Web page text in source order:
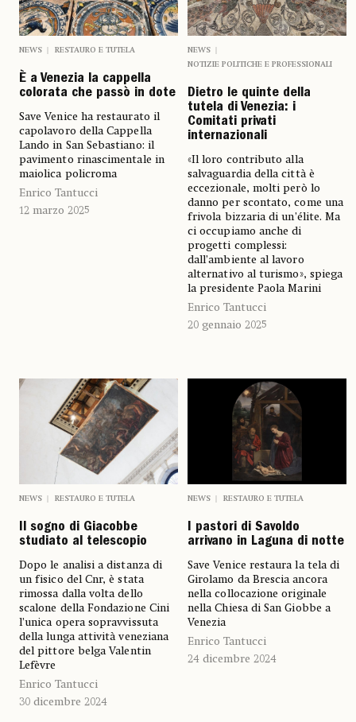
NEWS RESTAURO E TUTELA
È a Venezia la cappella
colorata che passò in dote
Save Venice ha restaurato il
capolavoro della Cappella
Lando in San Sebastiano: il
pavimento rinascimentale in
maiolica policroma
Enrico Tantucci
12 marzo 2025
NEWS
NOTIZIE POLITICHE E PROFESSIONALI
Dietro le quinte della
tutela di Venezia: i
Comitati privati
internazionali
«Il loro contributo alla
salvaguardia della città è
eccezionale, molti però lo
danno per scontato, come una
frivola bizzaria di un’élite. Ma
ci occupiamo anche di
progetti complessi:
dall’ambiente al lavoro
alternativo al turismo», spiega
la presidente Paola Marini
Enrico Tantucci
20 gennaio 2025
NEWS RESTAURO E TUTELA
Il sogno di Giacobbe
studiato al telescopio
Dopo le analisi a distanza di
un fisico del Cnr, è stata
rimossa dalla volta dello
scalone della Fondazione Cini
l’unica opera sopravvissuta
della lunga attività veneziana
del pittore belga Valentin
Lefèvre
Enrico Tantucci
30 dicembre 2024
NEWS RESTAURO E TUTELA
I pastori di Savoldo
arrivano in Laguna di notte
Save Venice restaura la tela di
Girolamo da Brescia ancora
nella collocazione originale
nella Chiesa di San Giobbe a
Venezia
Enrico Tantucci
24 dicembre 2024